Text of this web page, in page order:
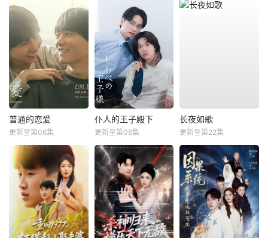
普通的恋爱
更新至第06集
仆人的王子殿下
更新至第06集
长夜如歌
更新至第22集